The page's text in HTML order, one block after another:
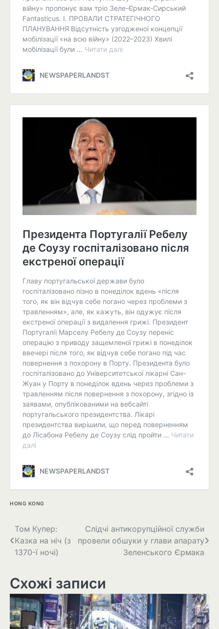
HONG KONG
Навігація
записів
Том Купер:
Казка на ніч (з
1370-ї ночі)
Слідчі антикорупційної служби
провели обшуки у глави апарату
Зеленського Єрмака
Схожі записи